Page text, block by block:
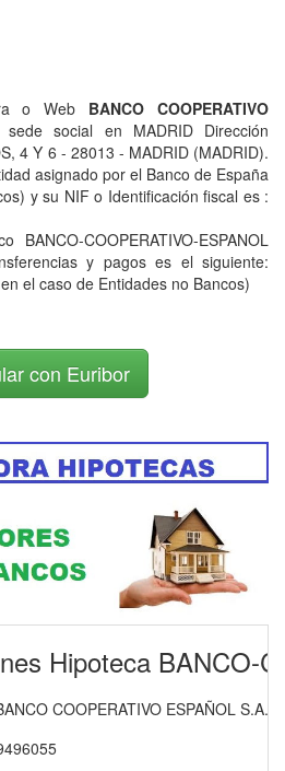
o Web BANCO COOPERATIVO
social en MADRID Dirección
4 Y 6 - 28013 - MADRID (MADRID).
asignado por el Banco de España
y su NIF o Identificación fiscal es :
COOPERATIVO-ESPANOL
y pagos es el siguiente:
el caso de Entidades no Bancos)
con Euribor
Hipoteca BANCO-
COOPERATIVO ESPAÑOL S.A.